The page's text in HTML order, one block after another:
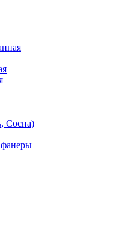
Сосна)
фанеры